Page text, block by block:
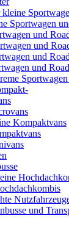
kleine
Sportwagen
und
und
und
und
Kompaktvans
und